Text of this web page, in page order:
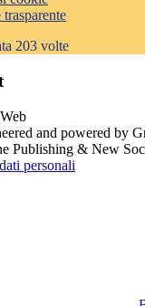
203 volte
and powered by
Publishing & New
personali